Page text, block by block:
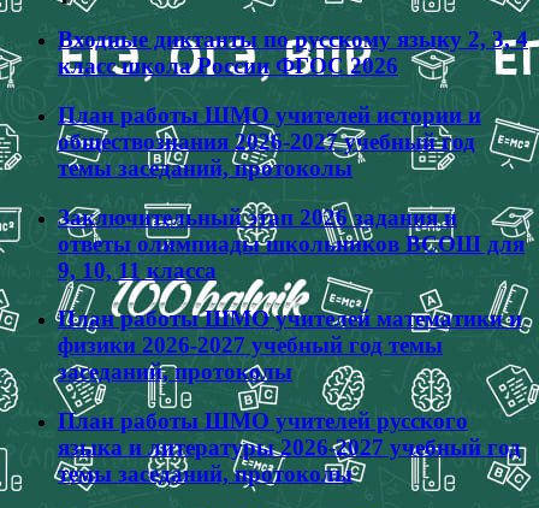
Входные диктанты по русскому языку 2, 3, 4
класс школа России ФГОС 2026
План работы ШМО учителей истории и
обществознания 2026-2027 учебный год
темы заседаний, протоколы
Заключительный этап 2026 задания и
ответы олимпиады школьников ВСОШ для
9, 10, 11 класса
План работы ШМО учителей математики и
физики 2026-2027 учебный год темы
заседаний, протоколы
План работы ШМО учителей русского
языка и литературы 2026-2027 учебный год
темы заседаний, протоколы